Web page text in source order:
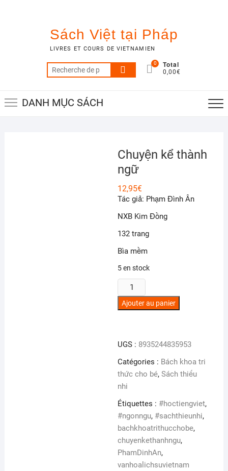
Sách Việt tại Pháp
LIVRES ET COURS DE VIETNAMIEN
Recherche
pour :
0 Total
0,00€
DANH MỤC SÁCH
Chuyện kể thành
ngữ
12,95€
Tác giả: Phạm Đình Ân
NXB Kim Đồng
132 trang
Bìa mềm
5 en stock
quantité
de
Chuyện
ngữ
Ajouter au panier
UGS : 8935244835953
Catégories : Bách khoa tri
thức cho bé,Sách thiếu
nhi
Étiquettes : #hoctiengviet,
#ngonngu, #sachthieunhi,
bachkhoatrithucchobe,
chuyenkethanhngu,
PhamDinhAn,
vanhoalichsuvietnam